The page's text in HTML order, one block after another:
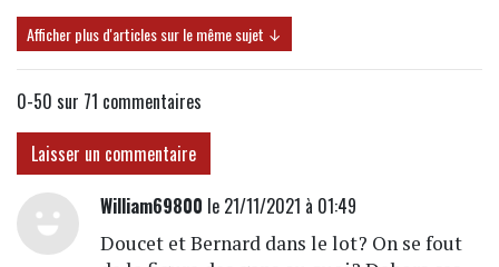
Afficher plus d'articles sur le même sujet ↓
0-50 sur 71 commentaires
Laisser un commentaire
William69800 le 21/11/2021 à 01:49
Doucet et Bernard dans le lot? On se fout